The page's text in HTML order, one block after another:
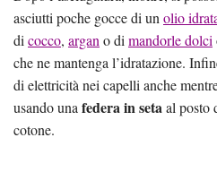
asciutti poche gocce di unolio
dicocco, argano dimandorle dolci
che ne mantenga l’idratazione.
di elettricità nei capelli anche
usando unafedera in setaal posto
cotone.